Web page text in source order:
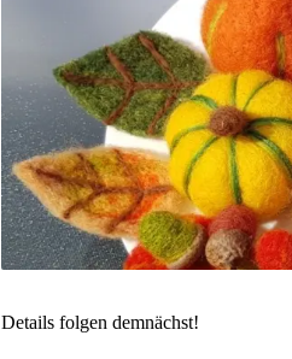
Details folgen demnächst!